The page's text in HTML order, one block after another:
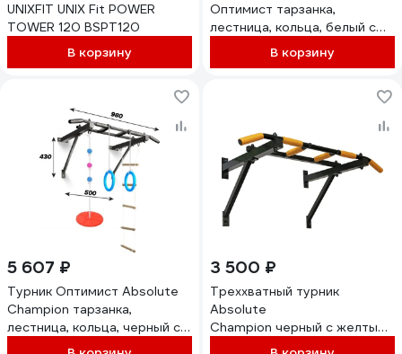
UNIXFIT UNIX Fit POWER
TOWER 120 BSPT120
В корзину
Оптимист тарзанка,
лестница, кольца, белый с
черными ручками
В корзину
5 607 ₽
Турник Оптимист Absolute
Champion тарзанка,
лестница, кольца, черный с
черными ручками
3 500 ₽
Треххватный турник
Absolute
Champion черный с желтыми
ВБ АЧ8360